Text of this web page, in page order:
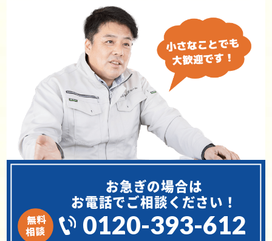
お急ぎの場合は
お電話でご相談ください！
0120-393-612